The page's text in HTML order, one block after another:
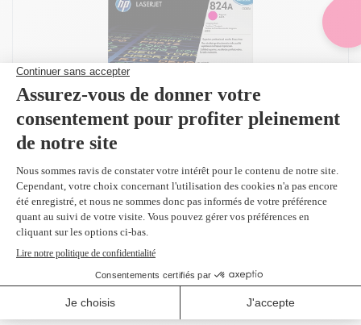
Peut être utilisé dans :
HP Color Laserjet
CM6030 MFP
HP Color Laserjet
HP Color Laserjet
CM6040f MFP